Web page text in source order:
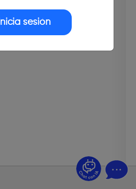
Inicia sesión